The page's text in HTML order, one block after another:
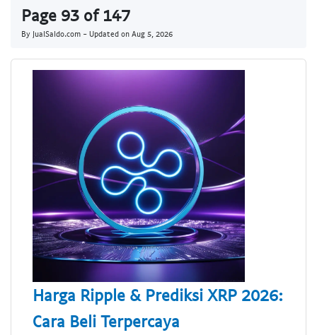
Page 93 of 147
By JualSaldo.com - Updated on Aug 5, 2026
Harga Ripple & Prediksi XRP 2026:
Cara Beli Terpercaya